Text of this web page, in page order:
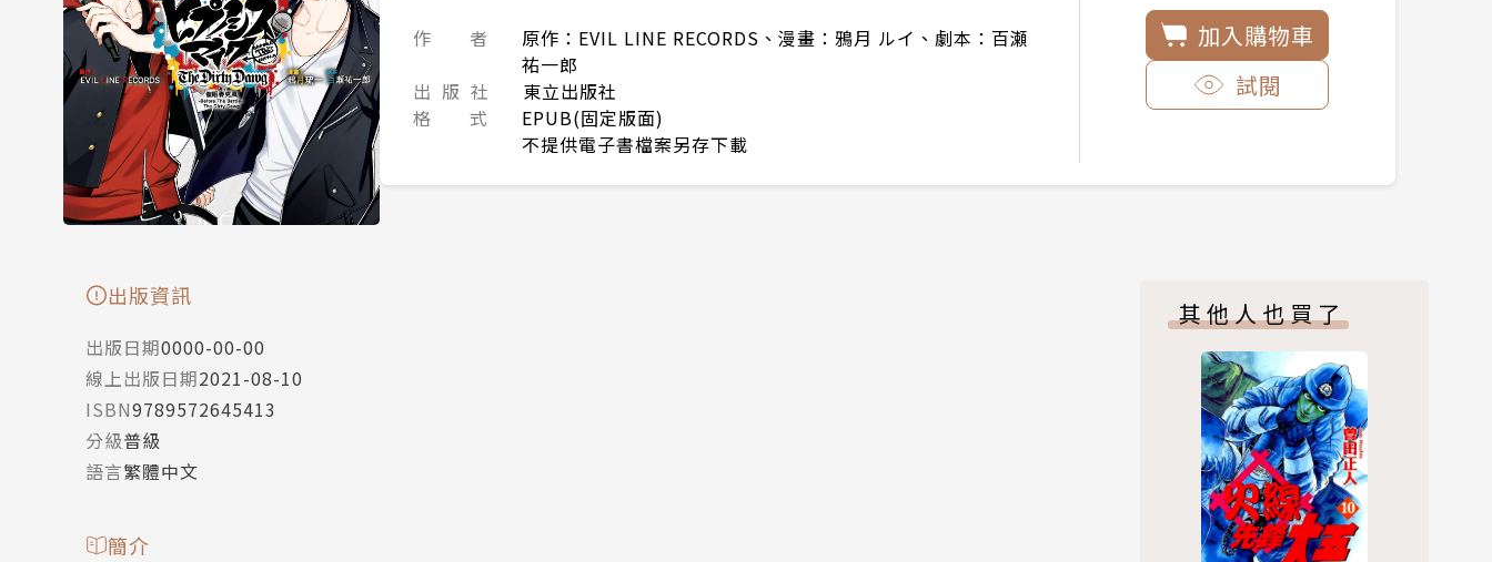
作 者
原作：EVIL LINE RECORDS、漫畫：鴉月 ルイ、劇本：百瀬
祐一郎
出 版 社
東立出版社
格 式
EPUB(固定版面)
不提供電子書檔案另存下載
加入購物車
試閱
出版資訊
出版日期0000-00-00
線上出版日期2021-08-10
ISBN9789572645413
分級普級
語言繁體中文
簡介
其他人也買了